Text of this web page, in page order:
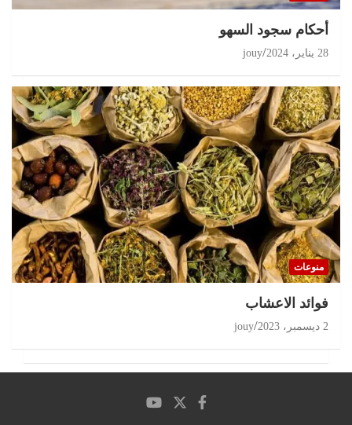
أحكام سجود السهو
28 يناير، 2024 jouy
منوعات
‏فوائد الاعشاب
2 ديسمبر، 2023 jouy